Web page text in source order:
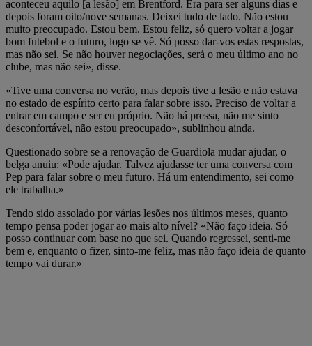
aconteceu aquilo [a lesão] em Brentford. Era para ser alguns dias e
depois foram oito/nove semanas. Deixei tudo de lado. Não estou
muito preocupado. Estou bem. Estou feliz, só quero voltar a jogar
bom futebol e o futuro, logo se vê. Só posso dar-vos estas respostas,
mas não sei. Se não houver negociações, será o meu último ano no
clube, mas não sei», disse.
«Tive uma conversa no verão, mas depois tive a lesão e não estava
no estado de espírito certo para falar sobre isso. Preciso de voltar a
entrar em campo e ser eu próprio. Não há pressa, não me sinto
desconfortável, não estou preocupado», sublinhou ainda.
Questionado sobre se a renovação de Guardiola mudar ajudar, o
belga anuiu: «Pode ajudar. Talvez ajudasse ter uma conversa com
Pep para falar sobre o meu futuro. Há um entendimento, sei como
ele trabalha.»
Tendo sido assolado por várias lesões nos últimos meses, quanto
tempo pensa poder jogar ao mais alto nível? «Não faço ideia. Só
posso continuar com base no que sei. Quando regressei, senti-me
bem e, enquanto o fizer, sinto-me feliz, mas não faço ideia de quanto
tempo vai durar.»